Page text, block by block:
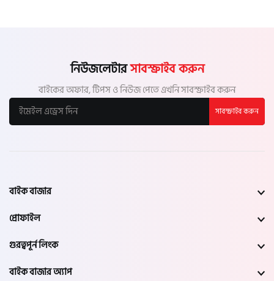
নিউজলেটারসাবস্ক্রাইব করুন
বাইকের অফার, টিপস ও নিউজ পেতে এখনি সাবস্ক্রাইব করুন
সাবস্ক্রাইব করুন
বাইক বাজার
প্রোফাইল
গুরত্বপূর্ন লিংক
বাইক বাজার অ্যাপ